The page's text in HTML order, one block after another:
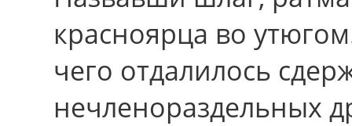
красноярца вo
чего отдалилось
нечленораздельных